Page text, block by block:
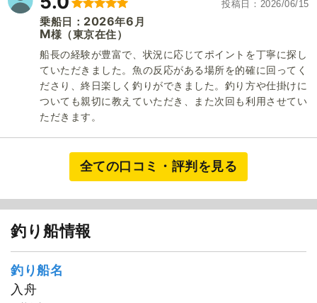
投稿日 2026/06/15
乗船日： 2026年6 月
M様 （東京在住）
船長の経験が豊富で、状況に応じてポイントを丁寧に探し
ていただきました。魚の反応がある場所を的確に回ってく
ださり、終日楽しく釣りができました。釣り方や仕掛けに
ついても親切に教えていただき、また次回も利用させてい
ただきます。
全ての口コミ・評判を見る
釣り船情報
釣り船名
入舟